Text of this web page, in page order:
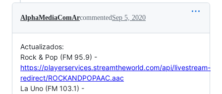
AlphaMediaComArcommentedSep 5, 2020
Actualizados:
Rock & Pop (FM 95.9) -
https://playerservices.streamtheworld.com/api/livestream-
redirect/ROCKANDPOPAAC.aac
La Uno (FM 103.1) -